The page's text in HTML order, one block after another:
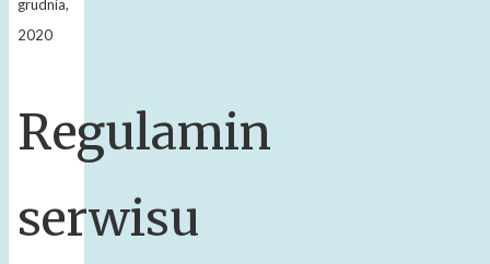
grudnia,
2020
Regulamin
serwisu